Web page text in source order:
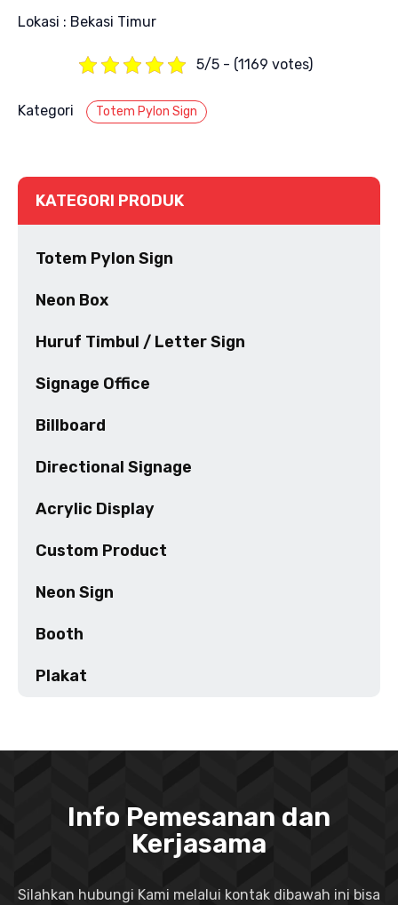
Lokasi : Bekasi Timur
5/5 - (1169 votes)
Kategori Totem Pylon Sign
KATEGORI PRODUK
Totem Pylon Sign
Neon Box
Huruf Timbul / Letter Sign
Signage Office
Billboard
Directional Signage
Acrylic Display
Custom Product
Neon Sign
Booth
Plakat
Info Pemesanan dan
Kerjasama
Silahkan hubungi Kami melalui kontak dibawah ini bisa